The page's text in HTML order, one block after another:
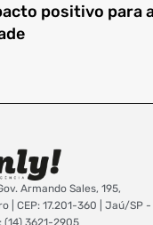
positivo para
Armando Sales, 195,
| CEP: 17.201-360 | Jaú/SP -
(14) 3621-2905